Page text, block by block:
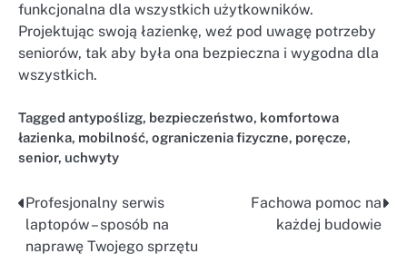
funkcjonalna dla wszystkich użytkowników.
Projektując swoją łazienkę, weź pod uwagę potrzeby
seniorów, tak aby była ona bezpieczna i wygodna dla
wszystkich.
Tagged antypoślizg, bezpieczeństwo, komfortowa
łazienka, mobilność, ograniczenia fizyczne, poręcze,
senior, uchwyty
Nawigacja
wpisu
Profesjonalny serwis
laptopów – sposób na
naprawę Twojego sprzętu
Fachowa pomoc na
każdej budowie